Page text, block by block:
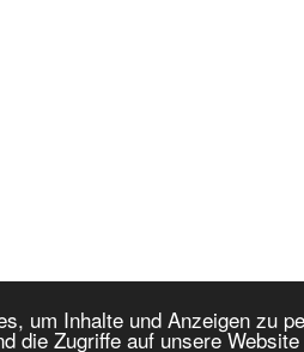
um Inhalte und Anzeigen zu
die Zugriffe auf unsere